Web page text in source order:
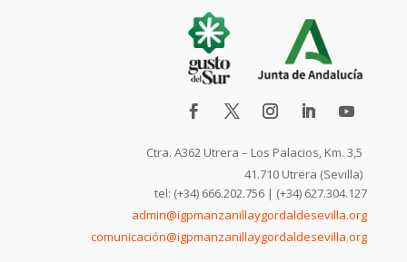
Ctra. A362 Utrera – Los Palacios, Km. 3,5
41.710 Utrera (Sevilla)
tel: (+34) 666.202.756 | (+34) 627.304.127
admin@igpmanzanillaygordaldesevilla.org
comunicación@igpmanzanillaygordaldesevilla.org